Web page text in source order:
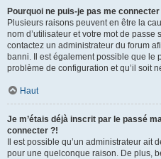
Pourquoi ne puis-je pas me connecter
Plusieurs raisons peuvent en être la
nom d’utilisateur et votre mot de passe
contactez un administrateur du forum
banni. Il est également possible que le
problème de configuration et qu’il soit
Haut
Je m’étais déjà inscrit par le passé
connecter ?!
Il est possible qu’un administrateur ait
pour une quelconque raison. De plus,